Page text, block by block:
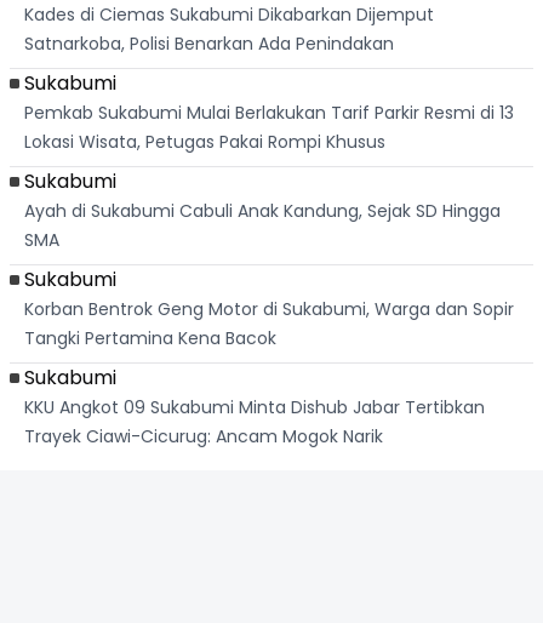
Kades di Ciemas Sukabumi Dikabarkan Dijemput
Satnarkoba, Polisi Benarkan Ada Penindakan
Sukabumi
Pemkab Sukabumi Mulai Berlakukan Tarif Parkir Resmi di 13
Lokasi Wisata, Petugas Pakai Rompi Khusus
Sukabumi
Ayah di Sukabumi Cabuli Anak Kandung, Sejak SD Hingga
SMA
Sukabumi
Korban Bentrok Geng Motor di Sukabumi, Warga dan Sopir
Tangki Pertamina Kena Bacok
Sukabumi
KKU Angkot 09 Sukabumi Minta Dishub Jabar Tertibkan
Trayek Ciawi-Cicurug: Ancam Mogok Narik